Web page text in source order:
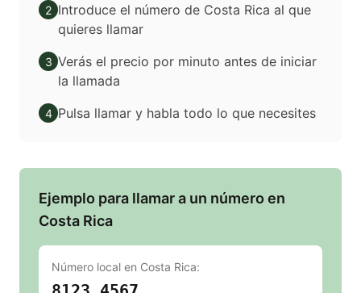
2 Introduce el número de Costa Rica al que
quieres llamar
3 Verás el precio por minuto antes de iniciar
la llamada
4 Pulsa llamar y habla todo lo que necesites
Ejemplo para llamar a un número en
Costa Rica
Número local en Costa Rica: